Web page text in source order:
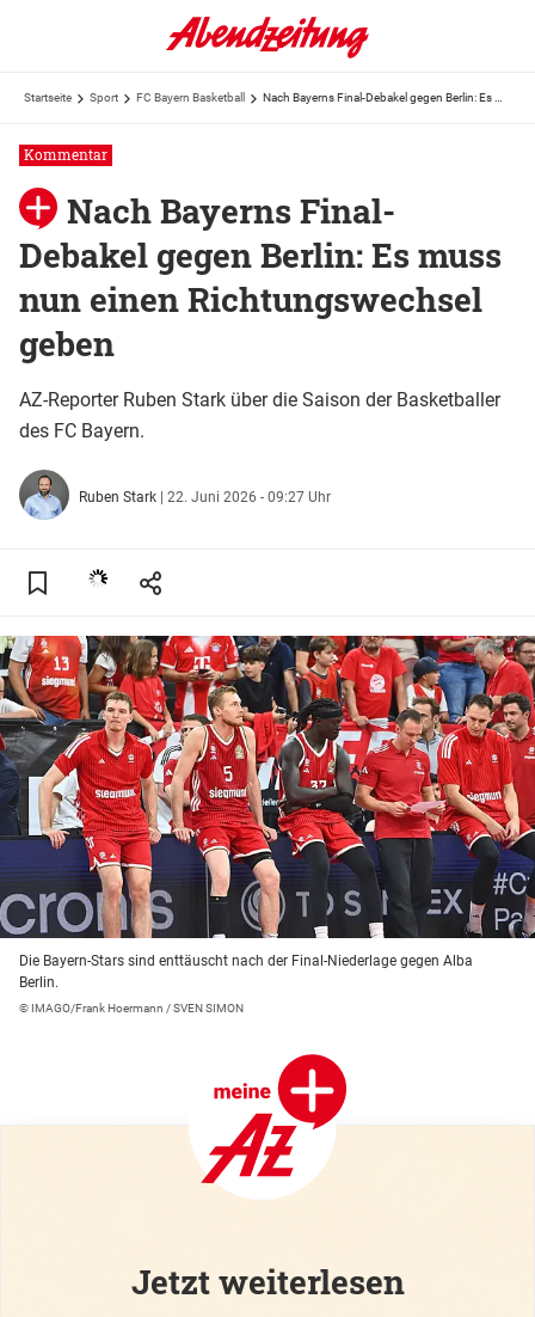
Startseite Sport FC Bayern Basketball
Kommentar
Nach Bayerns Final-
Debakel gegen Berlin: Es muss
nun einen Richtungswechsel
geben
AZ-Reporter Ruben Stark über die Saison der Basketballer
des FC Bayern.
Ruben Stark | 22. Juni 2026 - 09:27 Uhr
Die Bayern-Stars sind enttäuscht nach der Final-Niederlage gegen Alba
Berlin.
© IMAGO/Frank Hoermann / SVEN SIMON
Jetzt weiterlesen